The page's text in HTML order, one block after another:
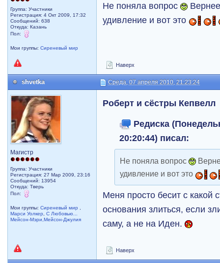
Группа: Участники
Регистрация: 4 Окт 2009, 17:32
Сообщений: 638
Откуда: Казань
Пол:
Мои группы:Сиреневый мир
Не поняла вопрос
удивление и вот это
Наверх
shvetka Среда, 07 апреля 2010, 21:23:24
Магистр
Группа: Участники
Регистрация: 27 Мар 2009, 23:16
Сообщений: 13954
Откуда: Тверь
Пол:
Мои группы:Сиреневый мир
Марси Уолкер
,С Любовью...
Мейсон-Мэри,Мейсон-Джулия
Роберт и сёстры Кепвелл
Редиска
20:20:44) писал:
Не поняла вопрос
удивление и вот это
Меня просто бесит с какой
основания злиться, если
саму, а не на Иден.
Наверх